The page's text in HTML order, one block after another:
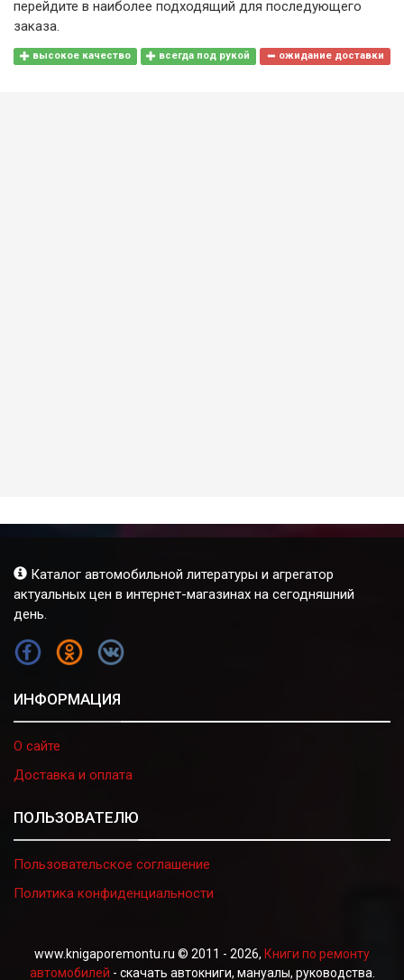
перейдите в наиболее подходящий для последующего
заказа.
высокое качество всегда под рукой ожидание доставки
Каталог автомобильной литературы и агрегатор
актуальных цен в интернет-магазинах на сегодняшний
день.
FB OK VK
ИНФОРМАЦИЯ
О сайте
Доставка и оплата
ПОЛЬЗОВАТЕЛЮ
Пользовательское соглашение
Политика конфиденциальности
www.knigaporemontu.ru © 2011 - 2026, Книги по ремонту
автомобилей - скачать автокниги, мануалы, руководства.